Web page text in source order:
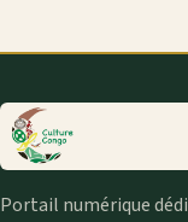
Portail numérique